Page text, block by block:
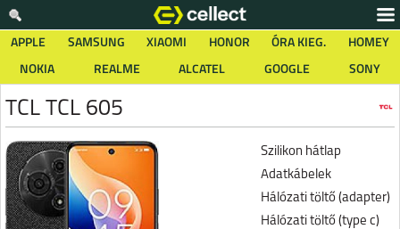
APPLE SAMSUNG XIAOMI HONOR ÓRA KIEG.
HOMEY
NOKIA
REALME ALCATEL GOOGLE SONY
TCL TCL 605
Szilikon hátlap
Adatkábelek
Hálózati töltő (adapter)
Hálózati töltő (type c)